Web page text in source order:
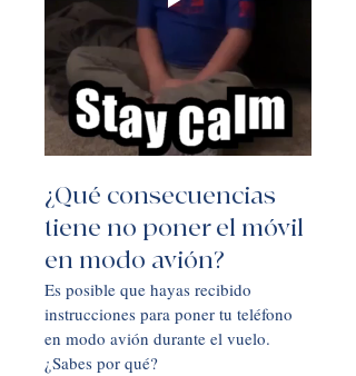
¿Qué consecuencias
tiene no poner el móvil
en modo avión?
Es posible que hayas recibido
instrucciones para poner tu teléfono
en modo avión durante el vuelo.
¿Sabes por qué?